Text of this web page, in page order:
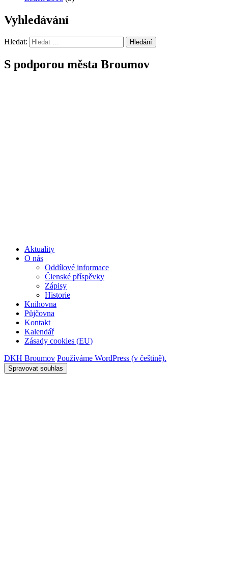
Vyhledávání
Hledat: Hledání
S podporou města Broumov
Aktuality
O nás
Oddílové informace
Členské příspěvky
Zápisy
Historie
Knihovna
Půjčovna
Kontakt
Kalendář
Zásady cookies (EU)
DKH Broumov Používáme WordPress (v češtině).
Spravovat souhlas